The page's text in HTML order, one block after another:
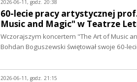
2026-06-11, godz. 20:38
60-lecie pracy artystycznej
Music and Magic" w Teatrze
Wczorajszym koncertem "The Art of Music
Bohdan Boguszewski świętował swoje 60-
2026-06-11, godz. 21:15